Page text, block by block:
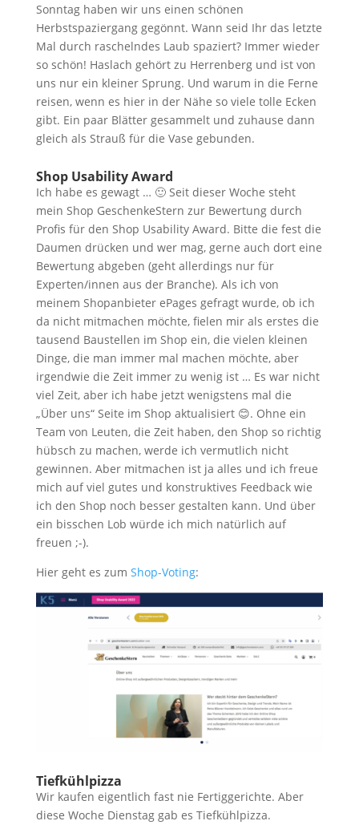
Sonntag haben wir uns einen schönen
Herbstspaziergang gegönnt. Wann seid Ihr das letzte
Mal durch raschelndes Laub spaziert? Immer wieder
so schön! Haslach gehört zu Herrenberg und ist von
uns nur ein kleiner Sprung. Und warum in die Ferne
reisen, wenn es hier in der Nähe so viele tolle Ecken
gibt. Ein paar Blätter gesammelt und zuhause dann
gleich als Strauß für die Vase gebunden.
Shop Usability Award
Ich habe es gewagt … 🙂 Seit dieser Woche steht
mein Shop GeschenkeStern zur Bewertung durch
Profis für den Shop Usability Award. Bitte die fest die
Daumen drücken und wer mag, gerne auch dort eine
Bewertung abgeben (geht allerdings nur für
Experten/innen aus der Branche). Als ich von
meinem Shopanbieter ePages gefragt wurde, ob ich
da nicht mitmachen möchte, fielen mir als erstes die
tausend Baustellen im Shop ein, die vielen kleinen
Dinge, die man immer mal machen möchte, aber
irgendwie die Zeit immer zu wenig ist … Es war nicht
viel Zeit, aber ich habe jetzt wenigstens mal die
„Über uns“ Seite im Shop aktualisiert 😊. Ohne ein
Team von Leuten, die Zeit haben, den Shop so richtig
hübsch zu machen, werde ich vermutlich nicht
gewinnen. Aber mitmachen ist ja alles und ich freue
mich auf viel gutes und konstruktives Feedback wie
ich den Shop noch besser gestalten kann. Und über
ein bisschen Lob würde ich mich natürlich auf
freuen ;-).
Hier geht es zum Shop-Voting:
Tiefkühlpizza
Wir kaufen eigentlich fast nie Fertiggerichte. Aber
diese Woche Dienstag gab es Tiefkühlpizza.